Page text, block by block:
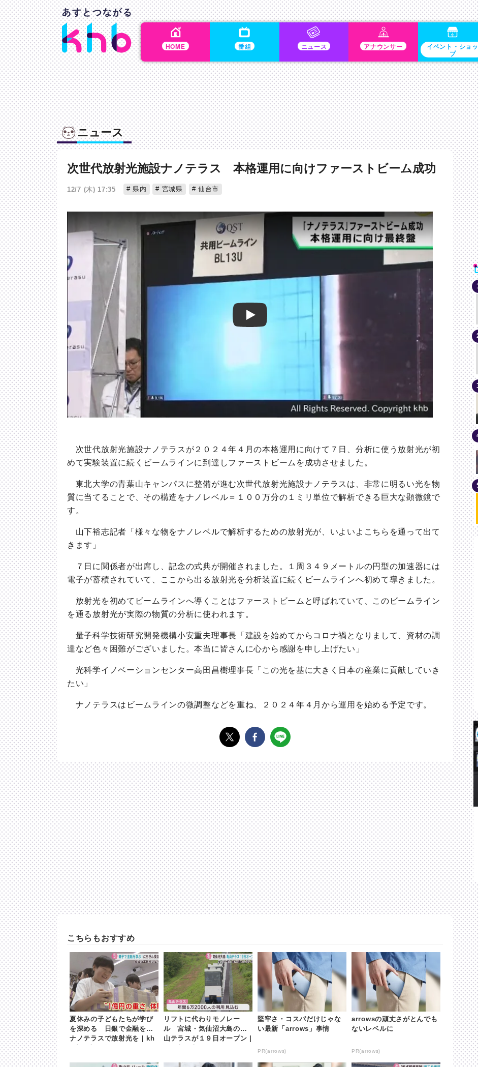
HOME 番組 ニュース アナウンサー イベント・ショッ
プ
ニュース
次世代放射光施設ナノテラス 本格運用に向けファーストビーム成功
12/7 (木) 17:35 県内 宮城県 仙台市
Play
次世代放射光施設ナノテラスが２０２４年４月の本格運用に向けて７日、分析に使う放射光が初
めて実験装置に続くビームラインに到達しファーストビームを成功させました。
東北大学の青葉山キャンパスに整備が進む次世代放射光施設ナノテラスは、非常に明るい光を物
質に当てることで、その構造をナノレベル＝１００万分の１ミリ単位で解析できる巨大な顕微鏡で
す。
山下裕志記者「様々な物をナノレベルで解析するための放射光が、いよいよこちらを通って出て
きます」
７日に関係者が出席し、記念の式典が開催されました。１周３４９メートルの円型の加速器には
電子が蓄積されていて、ここから出る放射光を分析装置に続くビームラインへ初めて導きました。
放射光を初めてビームラインへ導くことはファーストビームと呼ばれていて、このビームライン
を通る放射光が実際の物質の分析に使われます。
量子科学技術研究開発機構小安重夫理事長「建設を始めてからコロナ禍となりまして、資材の調
達など色々困難がございました。本当に皆さんに心から感謝を申し上げたい」
光科学イノベーションセンター高田昌樹理事長「この光を基に大きく日本の産業に貢献していき
たい」
ナノテラスはビームラインの微調整などを重ね、２０２４年４月から運用を始める予定です。
こちらもおすすめ
夏休みの子どもたちが学び
を深める 日銀で金融を
ナノテラスで放射光を | kh
リフトに代わりモノレー
ル 宮城・気仙沼大島の亀
山テラスが１９日オープン |
堅牢さ・コスパだけじゃな
い最新「arrows」事情
PR(arrows)
arrowsの頑丈さがとんでも
ないレベルに
PR(arrows)